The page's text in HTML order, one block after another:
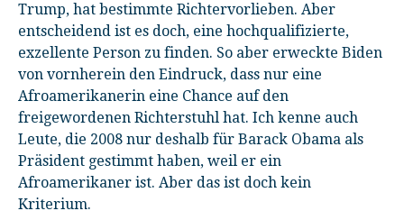
Trump, hat bestimmte Richtervorlieben. Aber
entscheidend ist es doch, eine hochqualifizierte,
exzellente Person zu finden. So aber erweckte Biden
von vornherein den Eindruck, dass nur eine
Afroamerikanerin eine Chance auf den
freigewordenen Richterstuhl hat. Ich kenne auch
Leute, die 2008 nur deshalb für Barack Obama als
Präsident gestimmt haben, weil er ein
Afroamerikaner ist. Aber das ist doch kein
Kriterium.